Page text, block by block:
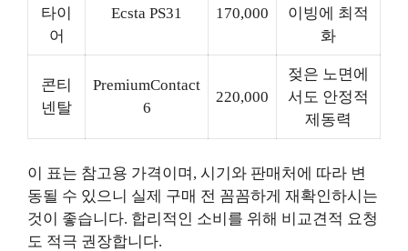
타이
어
Ecsta PS31 170,000
이빙에 최적
화
콘티
넨탈
PremiumContact
6
220,000
젖은 노면에
서도 안정적
제동력
이 표는 참고용 가격이며, 시기와 판매처에 따라 변
동될 수 있으니 실제 구매 전 꼼꼼하게 재확인하시는
것이 좋습니다. 합리적인 소비를 위해 비교견적 요청
도 적극 권장합니다.